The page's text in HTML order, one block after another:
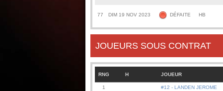
77 DIM 19 NOV 2023 DÉFAITE HB
JOUEURS SOUS CONTRAT
RNG H JOUEUR
1
#12 - LANDEN JEROME